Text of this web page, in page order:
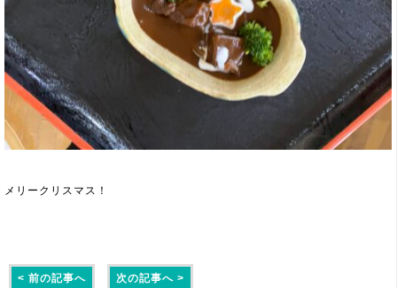
メリークリスマス！
< 前の記事へ 次の記事へ >